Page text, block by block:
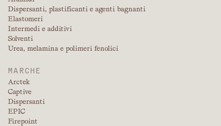
Dispersanti, plastificanti e agenti bagnanti
Elastomeri
Intermedi e additivi
Solventi
Urea, melamina e polimeri fenolici
MARCHE
Arctek
Captive
Dispersanti
EPIC
Firepoint